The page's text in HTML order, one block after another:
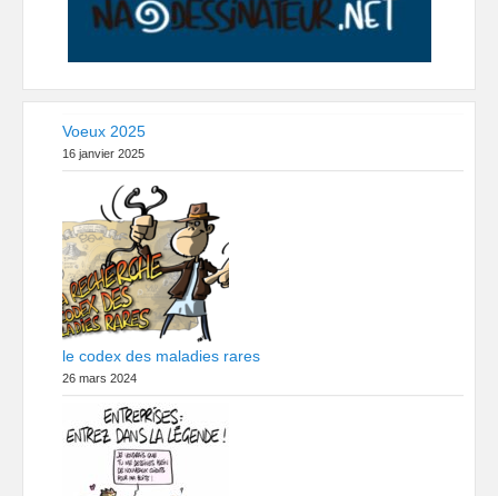
Voeux 2025
16 janvier 2025
le codex des maladies rares
26 mars 2024